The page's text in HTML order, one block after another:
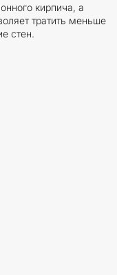
кирпича, а
тратить меньше
стен.